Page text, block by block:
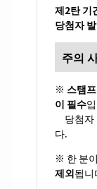
제2탄 기
당첨자
주의
※ 스탬
이 필수
당첨자
다.
※ 한 분이
제외됩니